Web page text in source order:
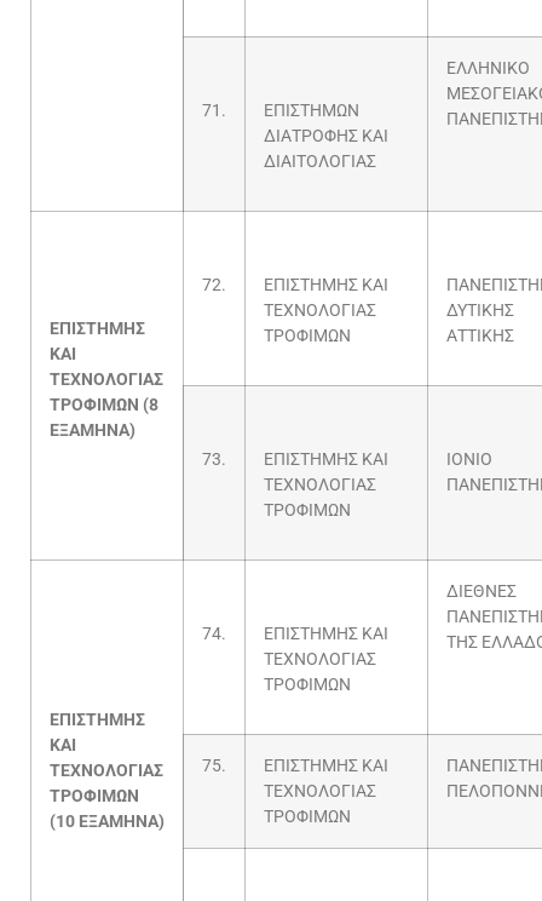
71.
ΕΠΙΣΤΗΜΩΝ
ΔΙΑΤΡΟΦΗΣ ΚΑΙ
ΔΙΑΙΤΟΛΟΓΙΑΣ
ΕΛΛΗΝΙΚΟ
ΕΠΙΣΤΗΜΗΣ
ΚΑΙ
ΤΕΧΝΟΛΟΓΙΑΣ
ΤΡΟΦΙΜΩΝ (8
ΕΞΑΜΗΝΑ)
72.
ΕΠΙΣΤΗΜΗΣ ΚΑΙ
ΤΕΧΝΟΛΟΓΙΑΣ
ΤΡΟΦΙΜΩΝ
ΔΥΤΙΚΗΣ
ΑΤΤΙΚΗΣ
73.
ΕΠΙΣΤΗΜΗΣ ΚΑΙ
ΤΕΧΝΟΛΟΓΙΑΣ
ΤΡΟΦΙΜΩΝ
ΙΟΝΙΟ
ΕΠΙΣΤΗΜΗΣ
ΚΑΙ
ΤΕΧΝΟΛΟΓΙΑΣ
ΤΡΟΦΙΜΩΝ
(10 ΕΞΑΜΗΝΑ)
74.
ΕΠΙΣΤΗΜΗΣ ΚΑΙ
ΤΕΧΝΟΛΟΓΙΑΣ
ΤΡΟΦΙΜΩΝ
ΔΙΕΘΝΕΣ
ΤΗΣ
75.
ΕΠΙΣΤΗΜΗΣ ΚΑΙ
ΤΕΧΝΟΛΟΓΙΑΣ
ΤΡΟΦΙΜΩΝ